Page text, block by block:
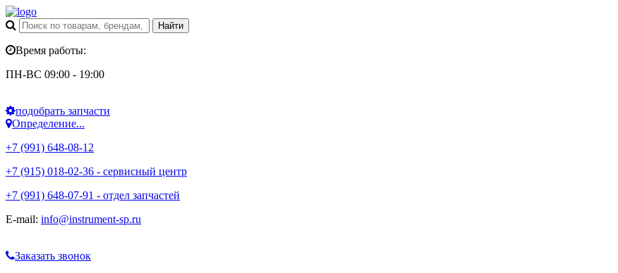
Время работы:
ПН-ВС 09:00 - 19:00
подобрать запчасти
Определение...
+7 (991) 648-08-12
+7 (915) 018-02-36 - сервисный центр
+7 (991) 648-07-91 - отдел запчастей
E-mail: info@instrument-sp.ru
Заказать звонок